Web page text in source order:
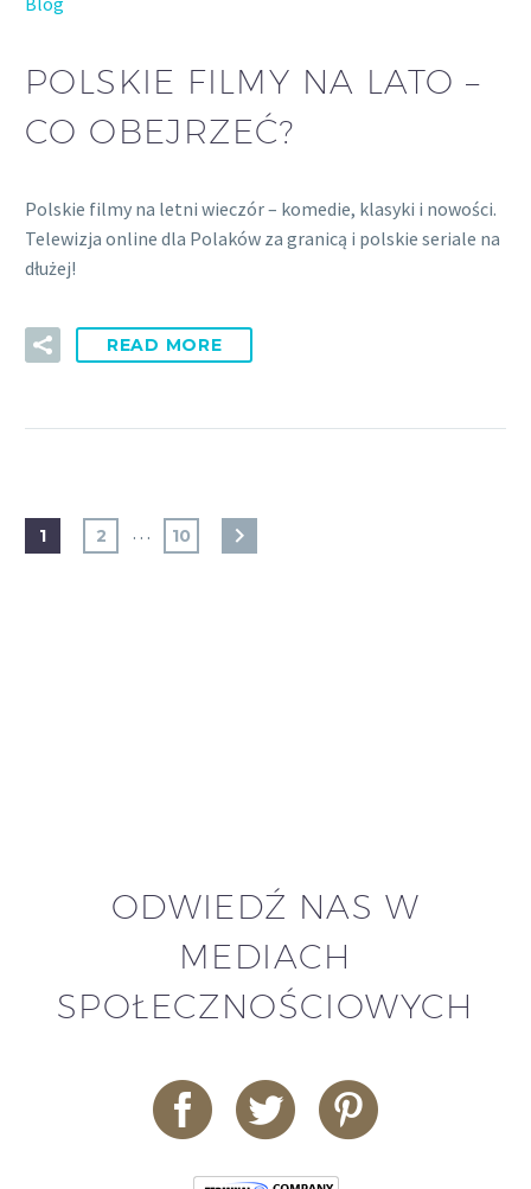
POLSKIE FILMY NA LATO –
CO OBEJRZEĆ?
Polskie filmy na letni wieczór – komedie, klasyki i nowości.
Telewizja online dla Polaków za granicą i polskie seriale na
dłużej!
READ MORE
1 2 … 10
ODWIEDŹ NAS W
MEDIACH
SPOŁECZNOŚCIOWYCH